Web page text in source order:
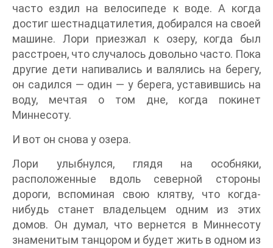
часто ездил на велосипеде к воде. А когда
достиг шестнадцатилетия, добирался на своей
машине. Лори приезжал к озеру, когда был
расстроен, что случалось довольно часто. Пока
другие дети напивались и валялись на берегу,
он садился — один — у берега, уставившись на
воду, мечтая о том дне, когда покинет
Миннесоту.
И вот он снова у озера.
Лори улыбнулся, глядя на особняки,
расположенные вдоль северной стороны
дороги, вспоминая свою клятву, что когда-
нибудь станет владельцем одним из этих
домов. Он думал, что вернется в Миннесоту
знаменитым танцором и будет жить в одном из